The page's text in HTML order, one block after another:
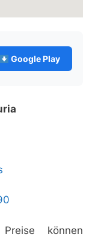
Google Play
können